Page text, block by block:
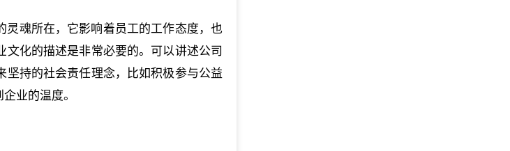
灵魂所在，它影响着员工的工作态度，也
化的描述是非常必要的。可以讲述公司
持的社会责任理念，比如积极参与公益
业的温度。